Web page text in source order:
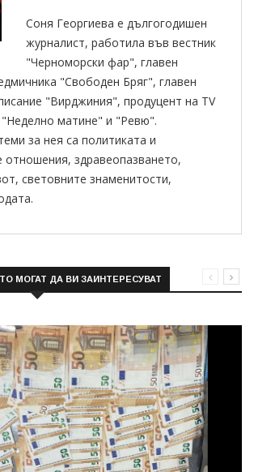
Соня Георгиева е дългогодишен
журналист, работила във вестник
"Черноморски фар", главен
"Свободен Бряг", главен
"Вирджиния", продуцент на TV
"Неделно матине" и "Ревю".
за нея са политиката и
здравеопазването,
световните знаменитости,
МОГАТ ДА ВИ ЗАИНТЕРЕСУВАТ